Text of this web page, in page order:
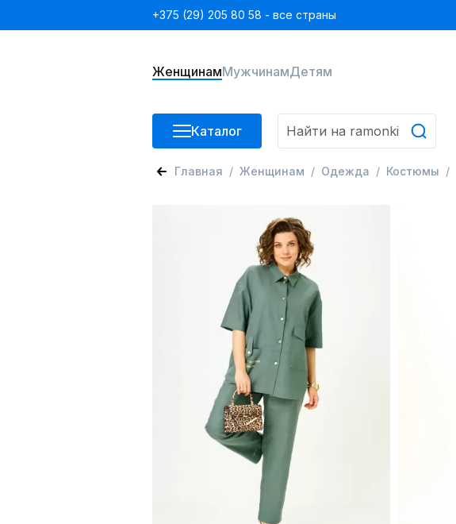
+375 (29) 205 80 58 - все страны
ЖенщинамМужчинамДетям
Каталог
Главная Женщинам Одежда Костюмы